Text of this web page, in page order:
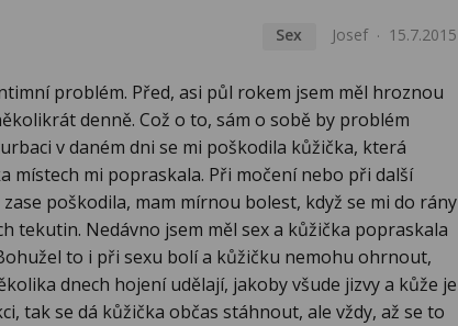
Sex Josef 15.7.2015
problém. Před, asi půl rokem jsem měl hroznou
denně. Což o to, sám o sobě by problém
v daném dni se mi poškodila kůžička, která
místech mi popraskala. Při močení nebo při další
poškodila, mam mírnou bolest, když se mi do rány
tekutin. Nedávno jsem měl sex a kůžička popraskala
to i při sexu bolí a kůžičku nemohu ohrnout,
dnech hojení udělají, jakoby všude jizvy a kůže je
tak se dá kůžička občas stáhnout, ale vždy, až se to